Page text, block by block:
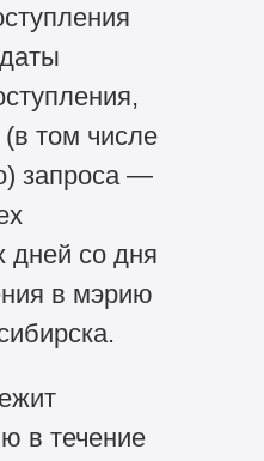
том числе
запроса —
дней со дня
в мэрию
в течение